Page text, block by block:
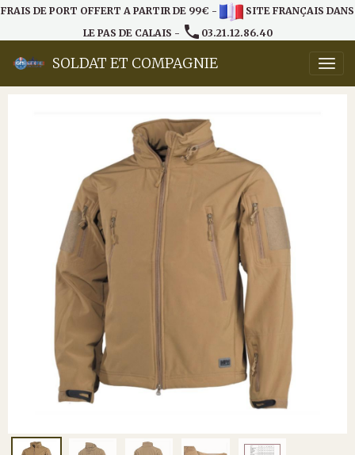
FRAIS DE PORT OFFERT A PARTIR DE 99€ -
SITE FRANÇAIS DANS
LE PAS DE CALAIS -
03.21.12.86.40
SOLDAT ET COMPAGNIE